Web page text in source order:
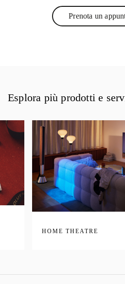
Prenota un Link
Esplora più prodotti e
HOME THEATRE